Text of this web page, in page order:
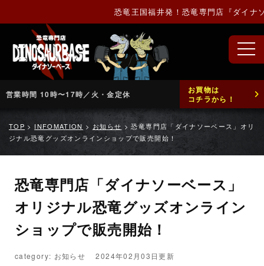
恐竜王国福井発！恐竜専門店『ダイナソ
営業時間 10時〜17時／火・金定休
お買物は
コチラから！
TOP > INFOMATION > お知らせ >恐竜専門店「ダイナソーベース」オリ
ジナル恐竜グッズオンラインショップで販売開始！
恐竜専門店「ダイナソーベース」
オリジナル恐竜グッズオンライン
ショップで販売開始！
category: お知らせ 2024年02月03日更新